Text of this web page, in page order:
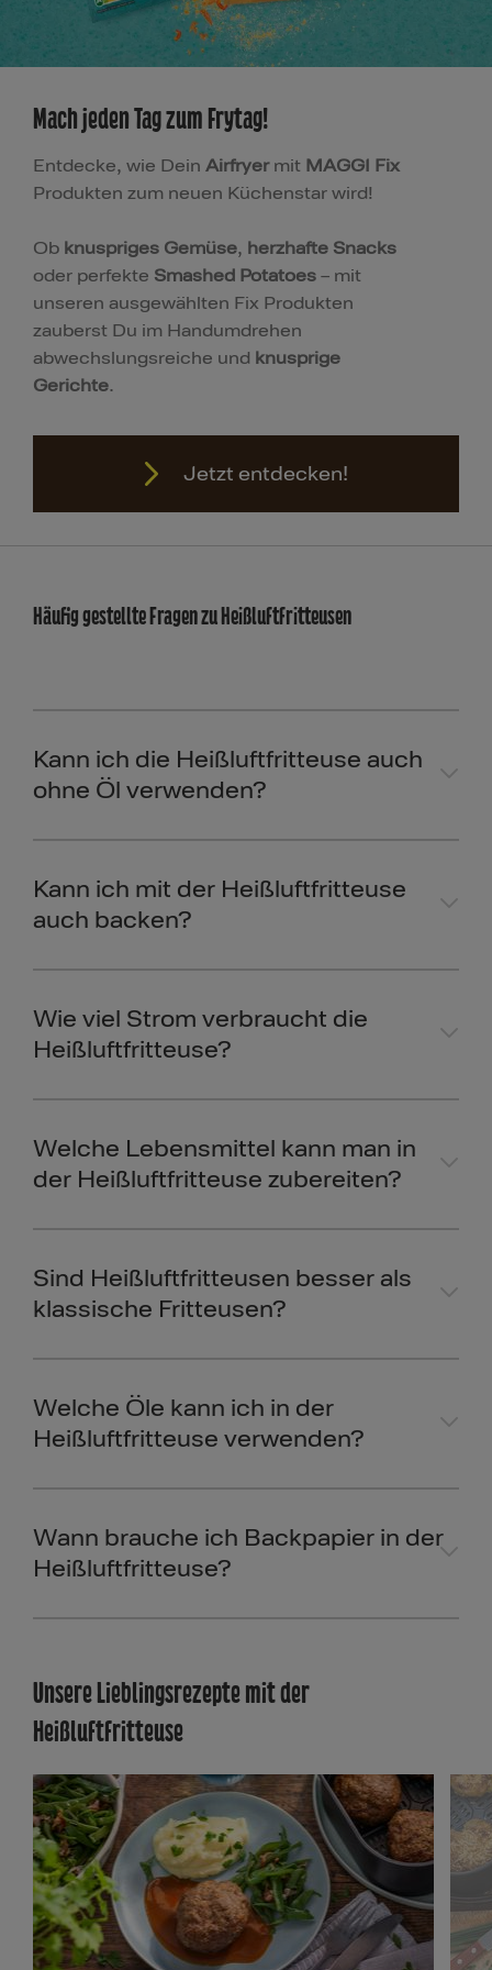
Mach jeden Tag zum Frytag!
Entdecke, wie Dein Airfryermit MAGGI Fix
Produkten zum neuen Küchenstar wird!
Ob knuspriges Gemüse, herzhafte Snacks
oder perfekte Smashed Potatoes – mit
unseren ausgewählten Fix Produkten
zauberst Du im Handumdrehen
abwechslungsreiche und knusprige
Gerichte.
Jetzt entdecken!
Jetzt entdecken!
Häufig gestellte Fragen zu Heißluftfritteusen
Kann ich die Heißluftfritteuse auch
ohne Öl verwenden?
Kann ich mit der Heißluftfritteuse
auch backen?
Wie viel Strom verbraucht die
Heißluftfritteuse?
Welche Lebensmittel kann man in
der Heißluftfritteuse zubereiten?
Sind Heißluftfritteusen besser als
klassische Fritteusen?
Welche Öle kann ich in der
Heißluftfritteuse verwenden?
Wann brauche ich Backpapier in der
Heißluftfritteuse?
Unsere Lieblingsrezepte mit der
Heißluftfritteuse